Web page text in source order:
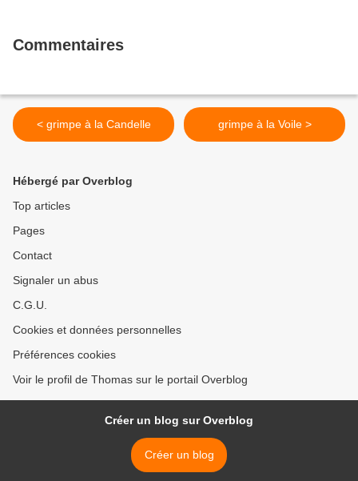
Commentaires
< grimpe à la Candelle grimpe à la Voile >
Hébergé par Overblog
Top articles
Pages
Contact
Signaler un abus
C.G.U.
Cookies et données personnelles
Préférences cookies
Voir le profil de Thomas sur le portail Overblog
Créer un blog sur Overblog
Créer un blog